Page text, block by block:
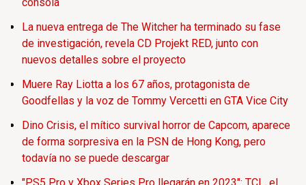
La nueva entrega de The Witcher ha terminado su fase
de investigación, revela CD Projekt RED, junto con
nuevos detalles sobre el proyecto
Muere Ray Liotta a los 67 años, protagonista de
Goodfellas y la voz de Tommy Vercetti en GTA Vice City
Dino Crisis, el mítico survival horror de Capcom, aparece
de forma sorpresiva en la PSN de Hong Kong, pero
todavía no se puede descargar